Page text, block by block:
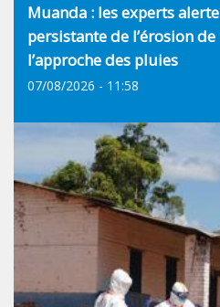
Muanda : les experts
persistante de l’érosion de
l’approche des pluies
07/08/2026 - 11:58